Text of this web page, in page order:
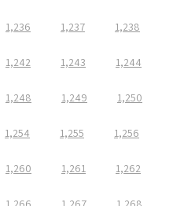
1,236 1,237 1,238
1,242 1,243 1,244
1,248 1,249 1,250
1,254 1,255 1,256
1,260 1,261 1,262